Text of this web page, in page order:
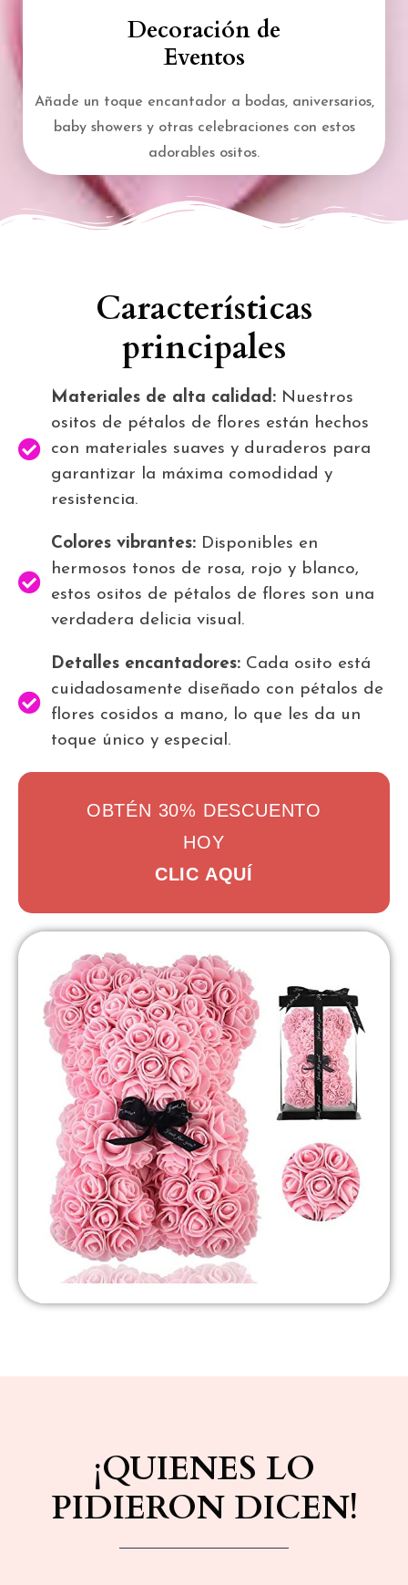
Decoración de
Eventos
Añade un toque encantador a bodas, aniversarios,
baby showers y otras celebraciones con estos
adorables ositos.
Características
principales
Materiales de alta calidad: Nuestros
ositos de pétalos de flores están hechos
con materiales suaves y duraderos para
garantizar la máxima comodidad y
resistencia.
Colores vibrantes: Disponibles en
hermosos tonos de rosa, rojo y blanco,
estos ositos de pétalos de flores son una
verdadera delicia visual.
Detalles encantadores: Cada osito está
cuidadosamente diseñado con pétalos de
flores cosidos a mano, lo que les da un
toque único y especial.
OBTÉN 30% DESCUENTO
HOY
CLIC AQUÍ
¡QUIENES LO
PIDIERON DICEN!